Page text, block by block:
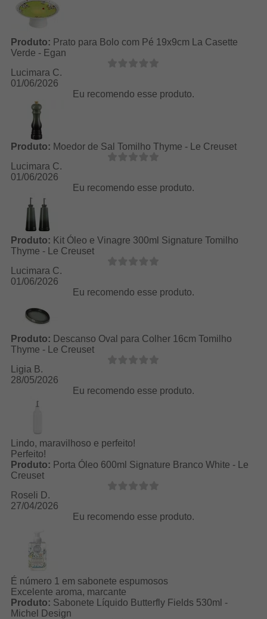
Produto: Prato para Bolo com Pé 19x9cm La Casette
Verde - Egan
Lucimara C.
01/06/2026
Eu recomendo esse produto.
Produto: Moedor de Sal Tomilho Thyme - Le Creuset
Lucimara C.
01/06/2026
Eu recomendo esse produto.
Produto: Kit Óleo e Vinagre 300ml Signature Tomilho
Thyme - Le Creuset
Lucimara C.
01/06/2026
Eu recomendo esse produto.
Produto: Descanso Oval para Colher 16cm Tomilho
Thyme - Le Creuset
Ligia B.
28/05/2026
Eu recomendo esse produto.
Lindo, maravilhoso e perfeito!
Perfeito!
Produto: Porta Óleo 600ml Signature Branco White - Le
Creuset
Roseli D.
27/04/2026
Eu recomendo esse produto.
É número 1 em sabonete espumosos
Excelente aroma, marcante
Produto: Sabonete Líquido Butterfly Fields 530ml -
Michel Design